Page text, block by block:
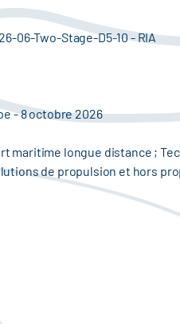
06-Two-Stage-D5-10 - RIA
- 8 octobre 2026
longue distance ;
de propulsion et hors